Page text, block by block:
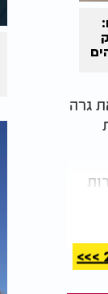
גרה